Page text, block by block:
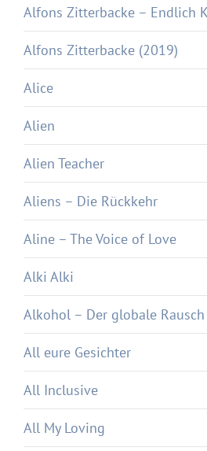
Alfons Zitterbacke – Endlich
Alfons Zitterbacke (2019)
Alice
Alien
Alien Teacher
Aliens – Die Rückkehr
Aline – The Voice of Love
Alki Alki
Alkohol – Der globale Rausch
All eure Gesichter
All Inclusive
All My Loving